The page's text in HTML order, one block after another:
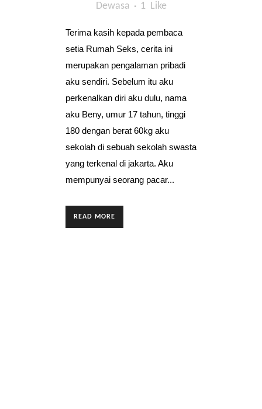
Dewasa
1 Like
Terima kasih kepada pembaca
setia Rumah Seks, cerita ini
merupakan pengalaman pribadi
aku sendiri. Sebelum itu aku
perkenalkan diri aku dulu, nama
aku Beny, umur 17 tahun, tinggi
180 dengan berat 60kg aku
sekolah di sebuah sekolah swasta
yang terkenal di jakarta. Aku
mempunyai seorang pacar...
READ MORE